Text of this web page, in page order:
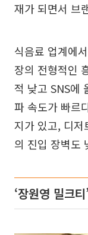
재가 되면서 브
식음료 업계에
장의 전형적인
적 낮고 SNS에
파 속도가 빠르
지가 있고, 디저
의 진입 장벽도
‘장원영 밀크